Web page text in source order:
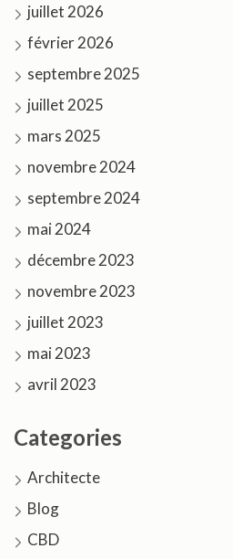
juillet 2026
février 2026
septembre 2025
juillet 2025
mars 2025
novembre 2024
septembre 2024
mai 2024
décembre 2023
novembre 2023
juillet 2023
mai 2023
avril 2023
Categories
Architecte
Blog
CBD